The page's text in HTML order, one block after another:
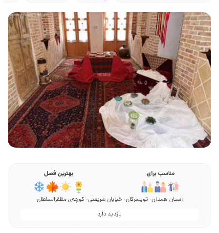
مناسب برای بهترین فصل
استان همدان- تویسرکان- خیابان شریعتی- کوچه‌ی مظفرالسلطان
بازدید دارد